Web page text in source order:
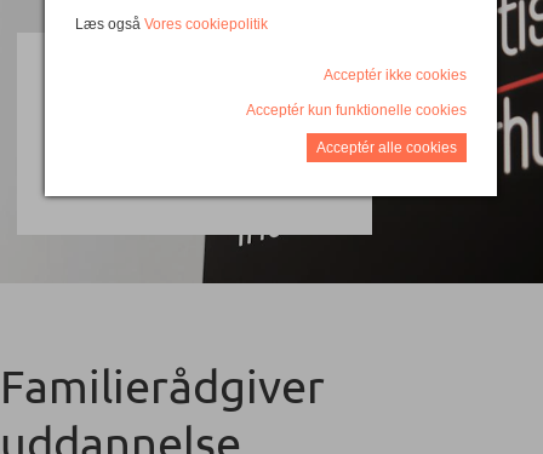
materiale
Familierådgiver
uddannelse
Læs også Vores cookiepolitik
Acceptér ikke cookies
Acceptér kun funktionelle cookies
Acceptér alle cookies